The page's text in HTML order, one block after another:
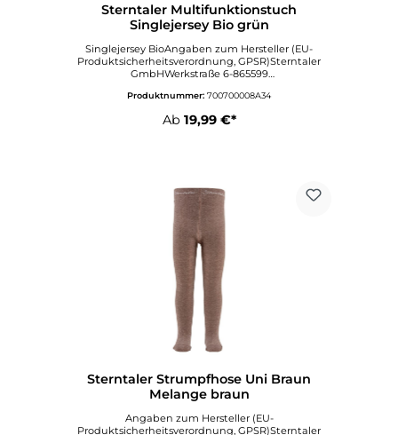
Sterntaler Multifunktionstuch
Singlejersey Bio grün
Singlejersey BioAngaben zum Hersteller (EU-
Produktsicherheitsverordnung, GPSR)Sterntaler
GmbHWerkstraße 6-865599
rntaler.com
Produktnummer: 700700008A34
Ab 19,99 €*
Sterntaler Strumpfhose Uni Braun
Melange braun
Angaben zum Hersteller (EU-
Produktsicherheitsverordnung, GPSR)Sterntaler